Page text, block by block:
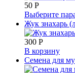
50 Р
Выберите
Жук знахарь
300 Р
В корзину
Семена для